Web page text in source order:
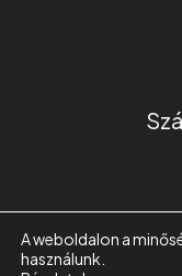
A weboldalon a
használunk.